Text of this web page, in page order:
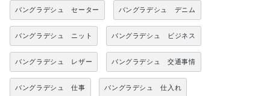
バングラデシュ セーター バングラデシュ デニム
バングラデシュ ニット バングラデシュ ビジネス
バングラデシュ レザー バングラデシュ 交通事情
バングラデシュ 仕事 バングラデシュ 仕入れ